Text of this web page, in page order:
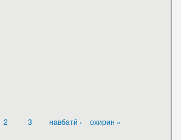
2 3 навбатӣ › охирин »